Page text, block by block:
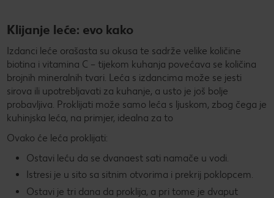
Klijanje leće: evo kako
Izdanci leće orašasta su okusa te sadrže velike količine
biotina i vitamina C – tijekom kuhanja povećava se količina
brojnih mineralnih tvari. Leća s izdancima može se jesti
sirova ili upotrebljavati za kuhanje, a usto je još bolje
probavljiva. Proklijati može samo leća s ljuskom, zbog čega je
kuhinjska leća, na primjer, idealna za to
Ovako će leća proklijati:
Ostavi leću da se dvanaest sati namače u vodi.
Istresi je u sito sa sitnim otvorima i prekrij poklopcem.
Ostavi je tri dana da proklija, a pri tome je dvaput